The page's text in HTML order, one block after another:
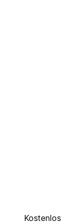
Kostenlos